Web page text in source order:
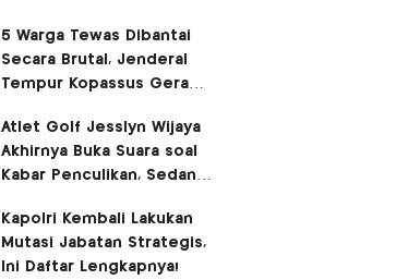
5 Warga Tewas Dibantai
Secara Brutal, Jenderal
Tempur Kopassus Geram
Atlet Golf Jesslyn Wijaya
Akhirnya Buka Suara soal
Kabar Penculikan, Sedang
Kapolri Kembali Lakukan
Mutasi Jabatan Strategis,
Ini Daftar Lengkapnya!